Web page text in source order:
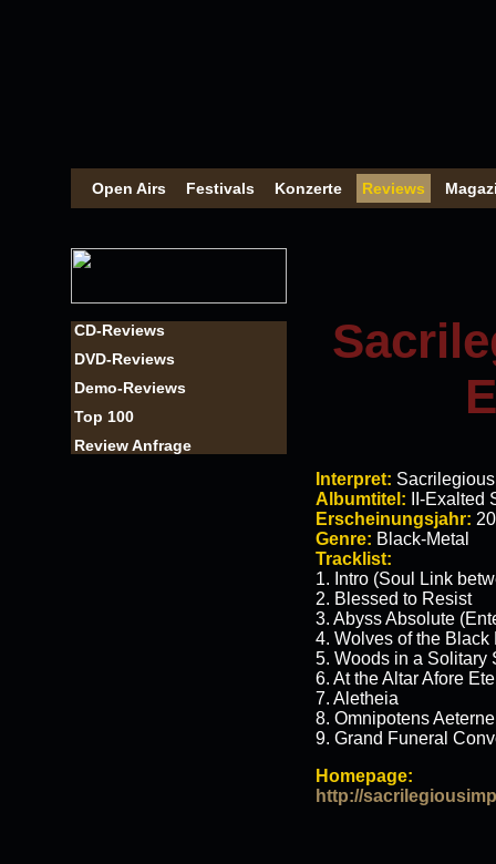
Open Airs Festivals Konzerte Reviews
CD-Reviews
DVD-Reviews
Demo-Reviews
Top 100
Review Anfrage
Interpret:
Albumtitel: II-Exalted
Erscheinungsjahr:
Genre: Black-Metal
Tracklist:
1. Intro (Soul Link
2. Blessed to Resist
3. Abyss Absolute
4. Wolves of the Black
5. Woods in a Solitary
6. At the Altar Afore
7. Aletheia
8. Omnipotens Aeterne
9. Grand Funeral
Homepage:
http://